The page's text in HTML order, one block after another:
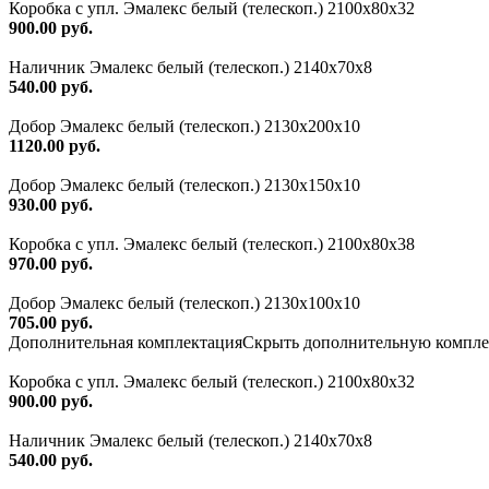
Коробка с упл. Эмалекс белый (телескоп.) 2100х80х32
900.00 руб.
Наличник Эмалекс белый (телескоп.) 2140x70x8
540.00 руб.
Добор Эмалекс белый (телескоп.) 2130х200х10
1120.00 руб.
Добор Эмалекс белый (телескоп.) 2130х150х10
930.00 руб.
Коробка с упл. Эмалекс белый (телескоп.) 2100х80х38
970.00 руб.
Добор Эмалекс белый (телескоп.) 2130х100х10
705.00 руб.
Дополнительная комплектацияСкрыть дополнительную
Коробка с упл. Эмалекс белый (телескоп.) 2100х80х32
900.00 руб.
Наличник Эмалекс белый (телескоп.) 2140x70x8
540.00 руб.